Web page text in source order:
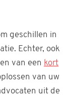
geschillen in
Echter, ook
van een kort
van uw
uit de